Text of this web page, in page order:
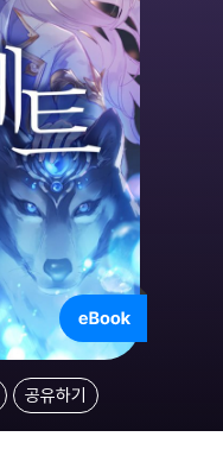
공유하기